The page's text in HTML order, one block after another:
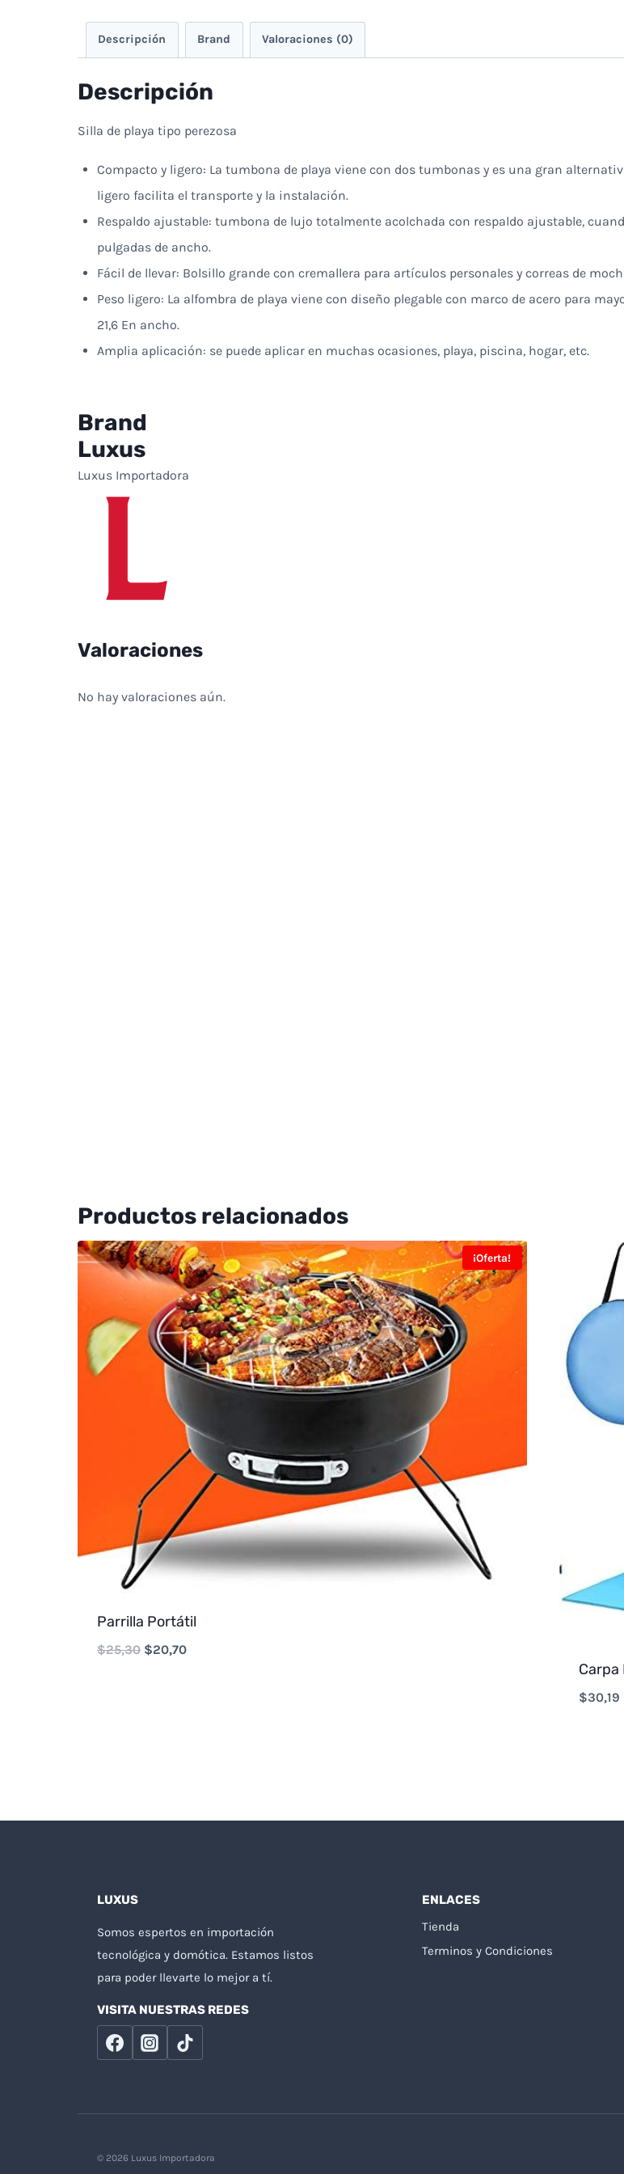
Descripción Brand Valoraciones (0)
Descripción
Silla de playa tipo perezosa
Compacto y ligero: La tumbona de playa viene con dos tumbonas y es una gran
ligero facilita el transporte y la instalación.
Respaldo ajustable: tumbona de lujo totalmente acolchada con respaldo ajustable,
pulgadas de ancho.
Fácil de llevar: Bolsillo grande con cremallera para artículos personales y correas de
Peso ligero: La alfombra de playa viene con diseño plegable con marco de acero para
21,6 En ancho.
Amplia aplicación: se puede aplicar en muchas ocasiones, playa, piscina, hogar, etc.
Brand
Luxus
Luxus Importadora
Valoraciones
No hay valoraciones aún.
Productos relacionados
¡Oferta!
Parrilla Portátil
$25,30 Original
$20,70Current
Carpa
$30,19
LUXUS
Somos espertos en importación
tecnológica y domótica. Estamos listos
para poder llevarte lo mejor a tí.
VISITA NUESTRAS REDES
ENLACES
Tienda
Terminos y Condiciones
© 2026 Luxus Importadora